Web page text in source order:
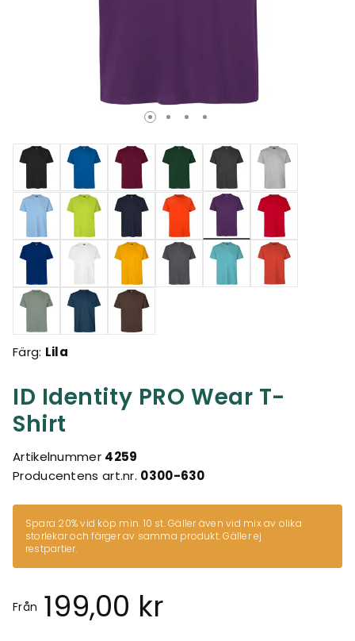
ID Identity PRO Wear T-
Shirt
Artikelnummer 4259
Producentens art.nr. 0300-630
Spara 20% vid köp min. 10 st. Gäller även vid mix av olika
storlekar och färger av samma produkt. Gäller ej
restpartier.
Från 199,00 kr
Valda
Färg: Lila